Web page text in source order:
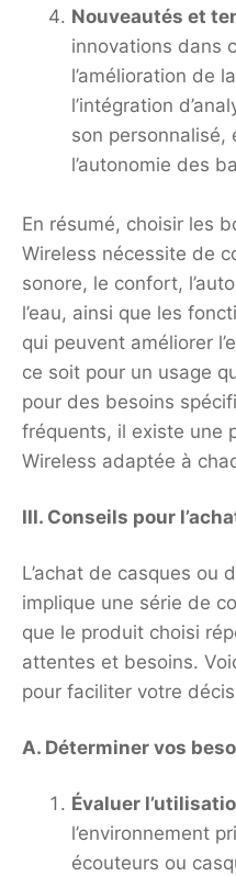
Nouveautés et
innovations dans
l’amélioration de
l’intégration
son personnalisé,
l’autonomie des
En résumé, choisir les
Wireless nécessite de
sonore, le confort,
l’eau, ainsi que les
qui peuvent améliorer
ce soit pour un usage
pour des besoins
fréquents, il existe une
Wireless adaptée à
III. Conseils pour
L’achat de casques ou
implique une série de
que le produit choisi
attentes et besoins.
pour faciliter votre
A. Déterminer vos
Évaluer
l’environnement
écouteurs ou